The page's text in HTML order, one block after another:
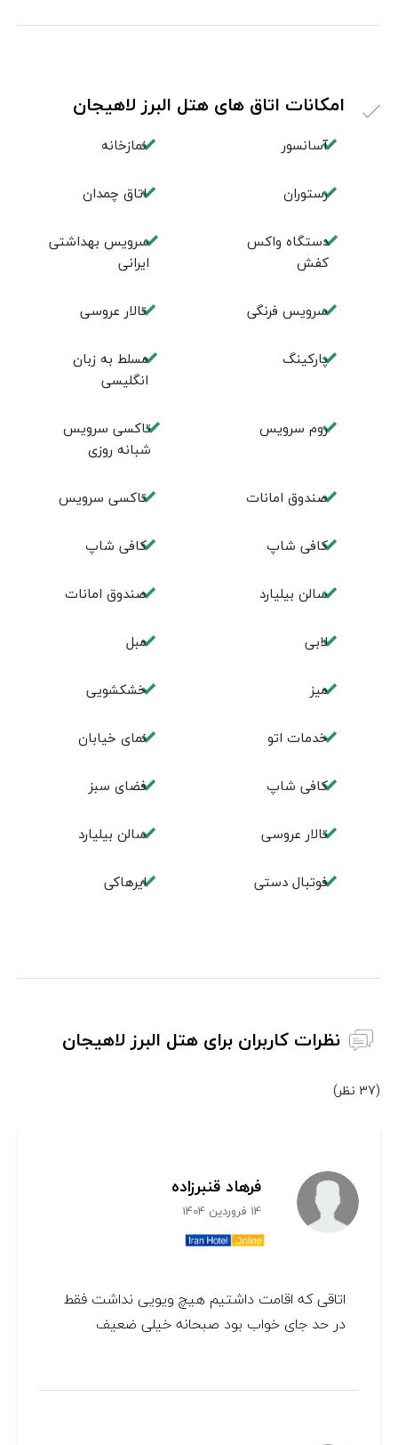
امکانات اتاق های هتل البرز لاهیجان
آسانسور نمازخانه
رستوران اتاق چمدان
دستگاه واکس
کفش
سرویس بهداشتی
ایرانی
سرویس فرنگی تالار عروسی
پاركينگ
مسلط به زبان
انگليسی
روم سرويس
تاکسی سرویس
شبانه روزی
صندوق امانات تاکسی سرویس
کافی شاپ كافی شاپ
سالن بيليارد صندوق امانات
لابی مبل
ميز خشکشویی
خدمات اتو نمای خیابان
كافی شاپ فضای سبز
تالار عروسی سالن بيليارد
فوتبال دستی ایرهاکی
نظرات کاربران برای هتل البرز لاهیجان
(37 نظر)
فرهاد قنبرزاده
14 فروردین 1404
اتاقی که اقامت داشتیم هیچ ویویی نداشت فقط
در حد جای خواب بود صبحانه خیلی ضعیف